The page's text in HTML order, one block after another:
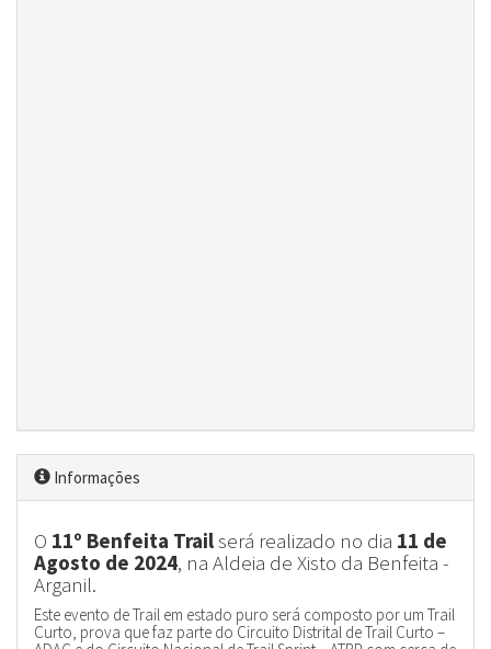
Informações
O 11º Benfeita Trailserá realizado no dia 11 de
Agosto de 2024, na Aldeia de Xisto da Benfeita -
Arganil.
Este evento de Trail em estado puro será composto por um Trail
Curto, prova que faz parte do Circuito Distrital de Trail Curto –